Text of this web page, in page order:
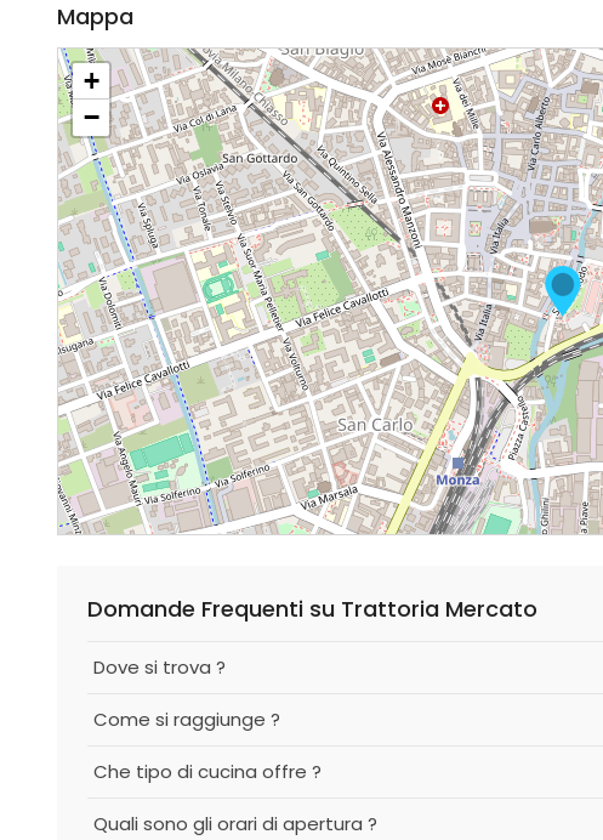
Mappa
+
−
Domande Frequenti su Trattoria Mercato
Dove si trova ?
Come si raggiunge ?
Che tipo di cucina offre ?
Quali sono gli orari di apertura ?